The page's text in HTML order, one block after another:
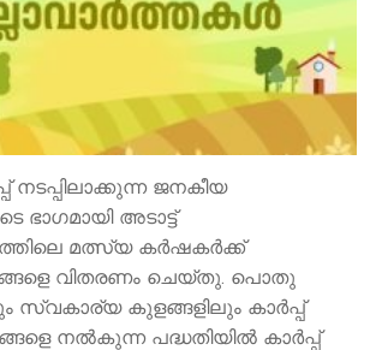
ജനകീയ
അടാട്ട്
മത്സ്യ കര്‍ഷകര്‍ക്ക്
വിതരണം ചെയ്തു. പൊതു
സ്വകാര്യ കുളങ്ങളിലും കാര്‍പ്പ്
നല്‍കുന്ന പദ്ധതിയിൽ കാര്‍പ്പ്